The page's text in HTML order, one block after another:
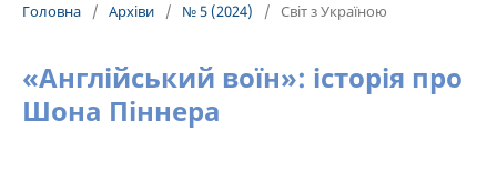
Головна / Архіви / № 5 (2024) / Світ з Україною
«Англійський воїн»: історія про
Шона Піннера